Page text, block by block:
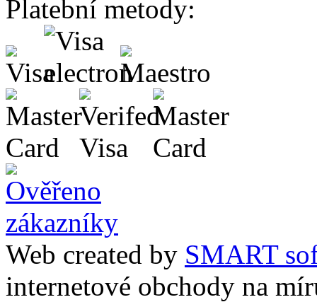
Platební metody:
Web created by SMART
internetové obchody na